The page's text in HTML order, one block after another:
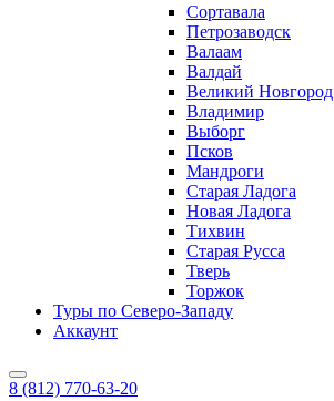
Сортавала
Петрозаводск
Валаам
Валдай
Великий Новгород
Владимир
Выборг
Псков
Мандроги
Старая Ладога
Новая Ладога
Тихвин
Старая Русса
Тверь
Торжок
Туры по Северо-Западу
Аккаунт
8 (812) 770-63-20